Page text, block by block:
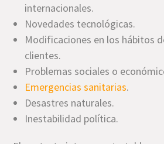
internacionales.
Novedades tecnológicas.
Modificaciones en los hábitos
clientes.
Problemas sociales o
Emergencias sanitarias.
Desastres naturales.
Inestabilidad política.